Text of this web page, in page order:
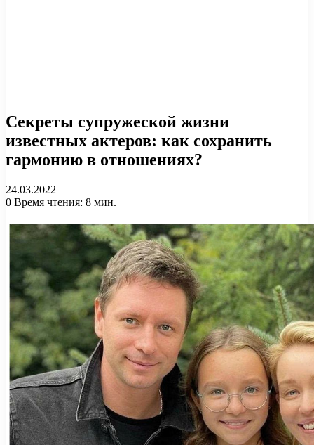
Секреты супружеской жизни
известных актеров: как сохранить
гармонию в отношениях?
24.03.2022
0 Время чтения: 8 мин.